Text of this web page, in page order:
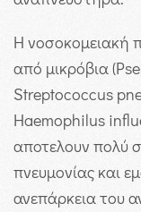
Η νοσοκομειακή
από μικρόβια
Streptococcus
Haemophilus
αποτελουν πολύ
πνευμονίας και
ανεπάρκεια του